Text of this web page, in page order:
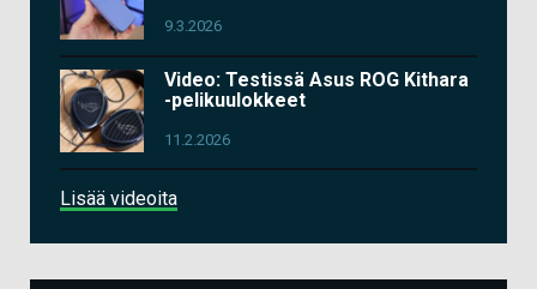
9.3.2026
Video: Testissä Asus ROG Kithara
-pelikuulokkeet
11.2.2026
Lisää videoita